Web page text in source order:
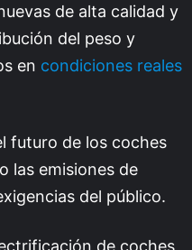
de alta calidad y
del peso y
en condiciones reales
futuro de los coches
las emisiones de
del público.
de coches